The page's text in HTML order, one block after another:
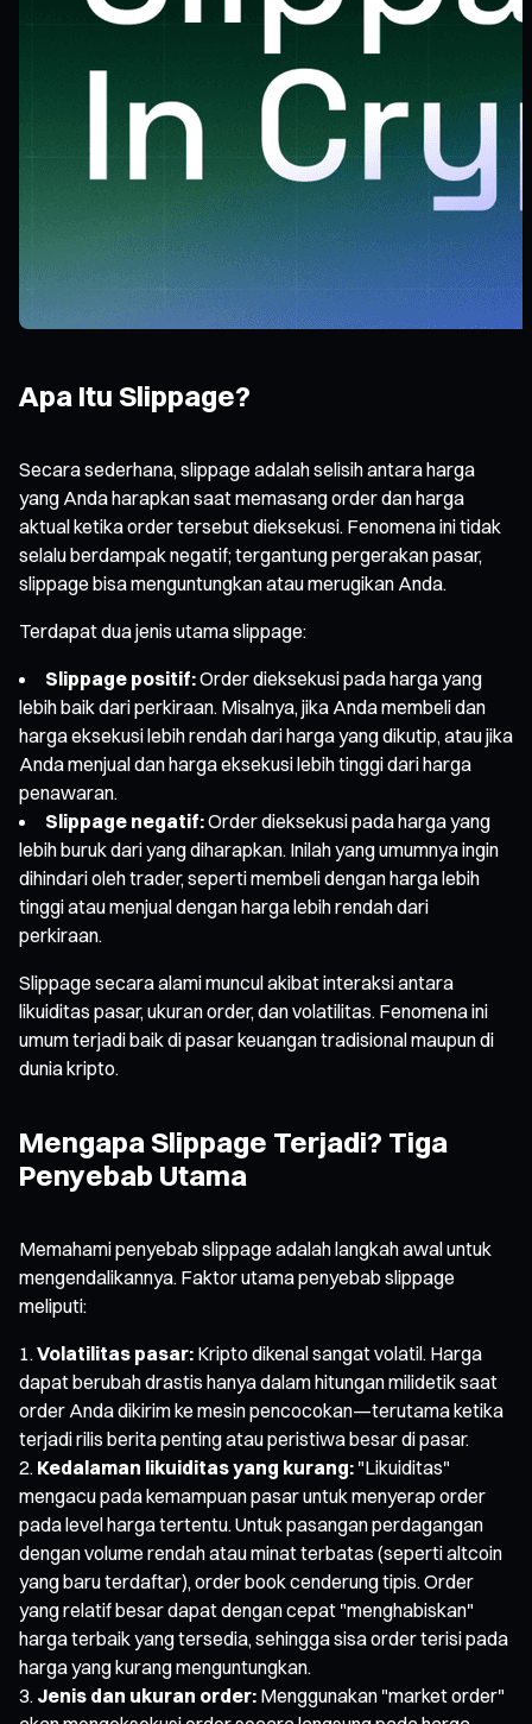
Apa Itu Slippage?
Secara sederhana, slippage adalah selisih antara harga
yang Anda harapkan saat memasang order dan harga
aktual ketika order tersebut dieksekusi. Fenomena ini tidak
selalu berdampak negatif; tergantung pergerakan pasar,
slippage bisa menguntungkan atau merugikan Anda.
Terdapat dua jenis utama slippage:
Slippage positif:Order dieksekusi pada harga yang
lebih baik dari perkiraan. Misalnya, jika Anda membeli dan
harga eksekusi lebih rendah dari harga yang dikutip, atau jika
Anda menjual dan harga eksekusi lebih tinggi dari harga
penawaran.
Slippage negatif:Order dieksekusi pada harga yang
lebih buruk dari yang diharapkan. Inilah yang umumnya ingin
dihindari oleh trader, seperti membeli dengan harga lebih
tinggi atau menjual dengan harga lebih rendah dari
perkiraan.
Slippage secara alami muncul akibat interaksi antara
likuiditas pasar, ukuran order, dan volatilitas. Fenomena ini
umum terjadi baik di pasar keuangan tradisional maupun di
dunia kripto.
Mengapa Slippage Terjadi? Tiga
Penyebab Utama
Memahami penyebab slippage adalah langkah awal untuk
mengendalikannya. Faktor utama penyebab slippage
meliputi:
Volatilitas pasar: Kripto dikenal sangat volatil. Harga
dapat berubah drastis hanya dalam hitungan milidetik saat
order Anda dikirim ke mesin pencocokan—terutama ketika
terjadi rilis berita penting atau peristiwa besar di pasar.
Kedalaman likuiditas yang kurang: "Likuiditas"
mengacu pada kemampuan pasar untuk menyerap order
pada level harga tertentu. Untuk pasangan perdagangan
dengan volume rendah atau minat terbatas (seperti altcoin
yang baru terdaftar), order book cenderung tipis. Order
yang relatif besar dapat dengan cepat "menghabiskan"
harga terbaik yang tersedia, sehingga sisa order terisi pada
harga yang kurang menguntungkan.
Jenis dan ukuran order: Menggunakan "market order"